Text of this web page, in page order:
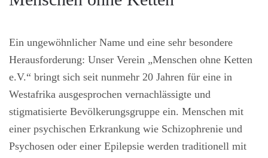
Ein ungewöhnlicher Name und eine sehr besondere
Herausforderung: Unser Verein „Menschen ohne Ketten
e.V.“ bringt sich seit nunmehr 20 Jahren für eine in
Westafrika ausgesprochen vernachlässigte und
stigmatisierte Bevölkerungsgruppe ein. Menschen mit
einer psychischen Erkrankung wie Schizophrenie und
Psychosen oder einer Epilepsie werden traditionell mit